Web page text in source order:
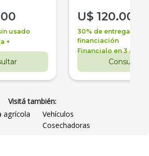
usado
+
U$ 120.000
30% de entrega +
financiación
Financialo en 3 años
Consultar
Visitá también:
agrícola
Vehículos
Cosechadoras